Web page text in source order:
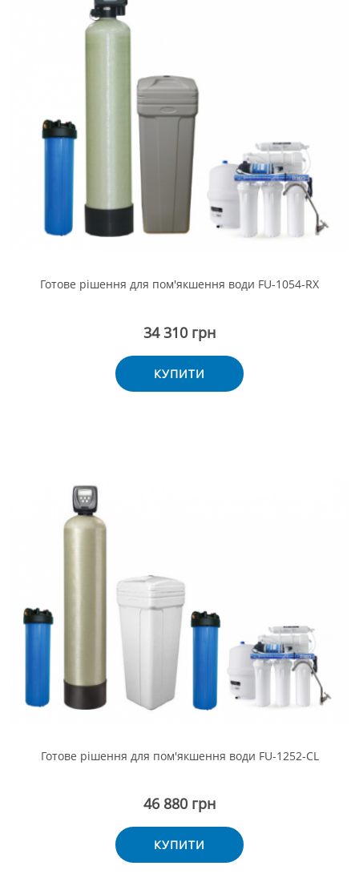
Готове рішення для пом'якшення води FU-1054-RX
34 310 грн
КУПИТИ
Готове рішення для пом'якшення води FU-1252-CL
46 880 грн
КУПИТИ